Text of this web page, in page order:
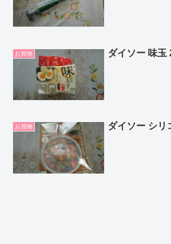
お買物 ダイソー 味玉
お買物 ダイソー シリ